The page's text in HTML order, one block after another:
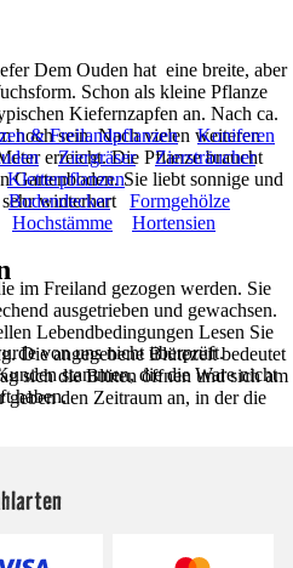
Dem Ouden hat eine breite, aber
Schon als kleine Pflanze
Kiefernzapfen an. Nach ca.
hoch sein. Nach vielen weiteren
erreicht. Die Pflanze braucht
Gartenboden. Sie liebt sonnige und
winterhart
im Freiland gezogen werden. Sie
ausgetrieben und gewachsen.
Lebendbedingungen Lesen Sie
Die angegebene Blütezeit bedeutet
sich die Blüten öffnen und sich am
den Zeitraum an, in der die
& Freilandpflanzen
Koniferen
Ziergräser
Ziersträucher
Kletterpflanzen
Bodendecker
Formgehölze
Hochstämme Hortensien
von uns nicht überprüft.
stammen, die die Ware nicht
haben.